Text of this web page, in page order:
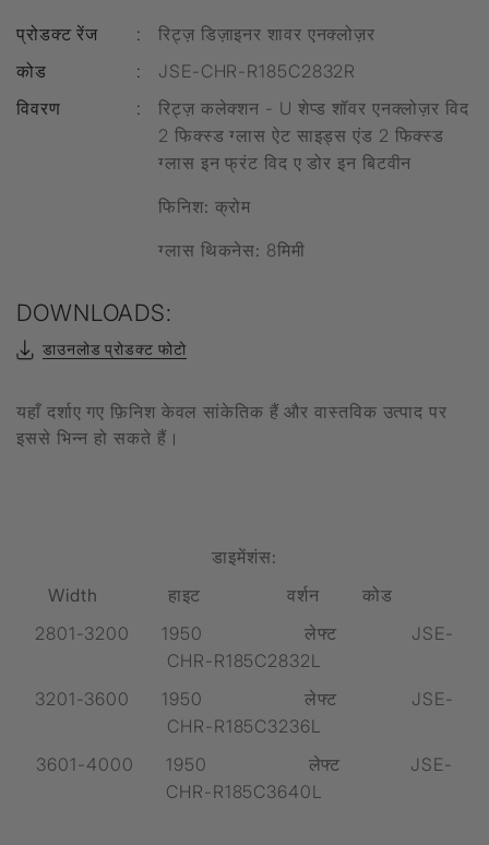
प्रोडक्ट रेंज :
रिट्ज़ डिज़ाइनर शावर एनक्लोज़र
कोड
:
JSE-CHR-R185C2832R
विवरण
:
रिट्ज़ कलेक्शन - U शेप्ड शॉवर एनक्लोज़र विद
2 फिक्स्ड ग्लास ऐट साइड्स एंड 2 फिक्स्ड
ग्लास इन फ्रंट विद ए डोर इन बिटवीन
फिनिश: क्रोम
ग्लास थिकनेस: 8मिमी
DOWNLOADS:
डाउनलोड प्रोडक्ट फोटो
यहाँ दर्शाए गए फ़िनिश केवल सांकेतिक हैं और वास्तविक उत्पाद पर
इससे भिन्न हो सकते हैं।
डाइमेंशंस:
Width हाइट वर्शन कोड
2801-3200 1950 लेफ्ट JSE-
CHR-R185C2832L
3201-3600 1950 लेफ्ट JSE-
CHR-R185C3236L
3601-4000 1950 लेफ्ट JSE-
CHR-R185C3640L